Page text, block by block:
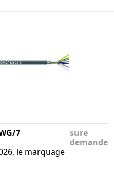
7
le marquage
sure
demande